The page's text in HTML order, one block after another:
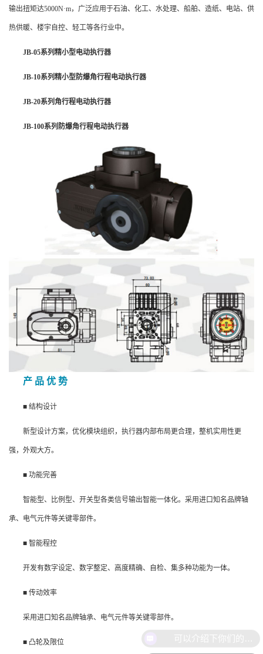
输出扭矩达5000N·m，广泛应用于石油、化工、水处理、船舶、造纸、电站、供
热供暖、楼宇自控、轻工等各行业中。
JB-05系列精小型电动执行器
JB-10系列精小型防爆角行程电动执行器
JB-20系列角行程电动执行器
JB-100系列防爆角行程电动执行器
产 品 优 势
■ 结构设计
新型设计方案，优化模块组织，执行器内部布局更合理，整机实用性更
强，外观大方。
■ 功能完善
智能型、比例型、开关型各类信号输出智能一体化。采用进口知名品牌轴
承、电气元件等关键零部件。
■ 智能程控
开发有数字设定、数字整定、高度精确、自检、集多种功能为一体。
■ 传动效率
采用进口知名品牌轴承、电气元件等关键零部件。
■ 凸轮及限位